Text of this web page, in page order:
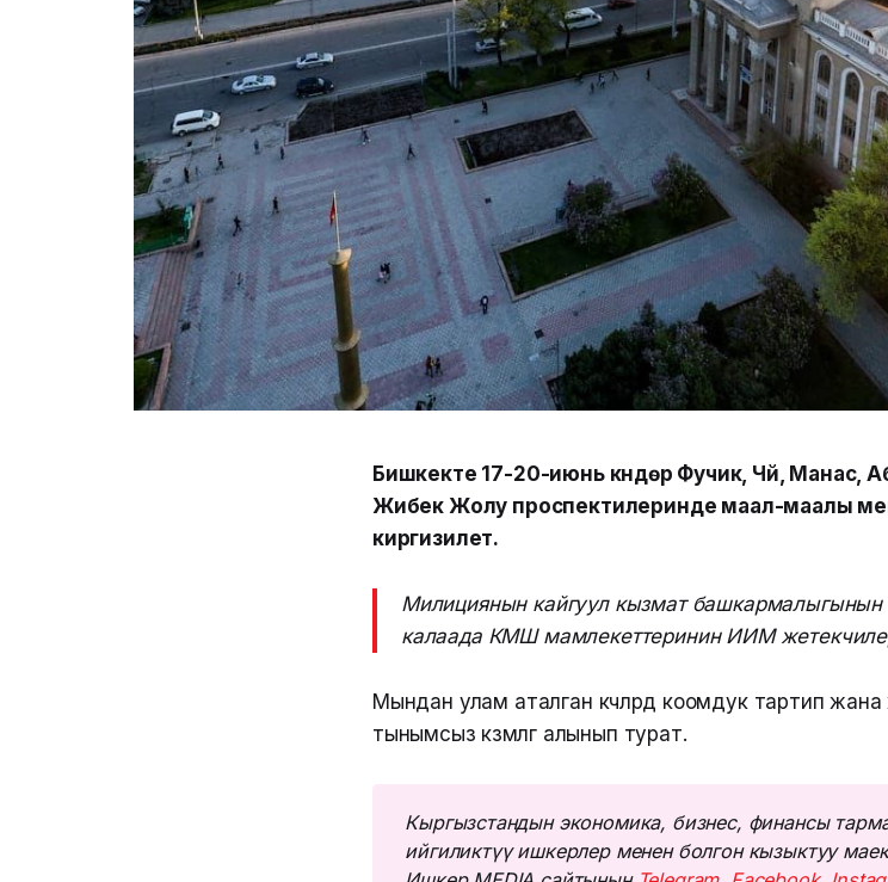
Бишкекте 17-20-июнь күндөрү Фучик, Чүй, Манас,
Жибек Жолу проспектилеринде маал-маалы
киргизилет.
Милициянын кайгуул кызмат
калаада КМШ мамлекеттеринин ИИМ
Мындан улам аталган көчөлөрдө коомдук тартип
тынымсыз көзөмөлгө алынып турат.
Кыргызстандын экономика, бизнес, финансы
ийгиликтүү ишкерлер менен болгон кызыктуу